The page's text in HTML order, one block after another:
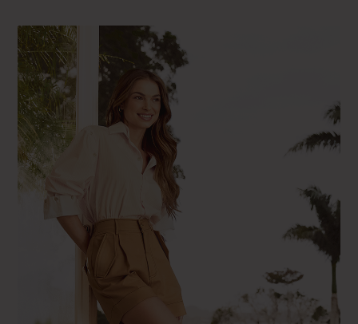
Bleu
Gris
Marron
Noir
Orangé
Rose
37 FR - 26"GS - 26" US
38 FR – 27″GS – 27″US
39 FR – 28″GS – 28″ US
40 EUR - 27" GS
40 FR – 29″GS – 29″ US
41 EUR - 28" GS
41 FR – 30″GS – 30″US
42 FR - 31"GS - 31"US
43 EUR - 30" GS
43 FR – 32″GS – 32″US
44 EUR - 31" GS
45 EUR - 32" GS